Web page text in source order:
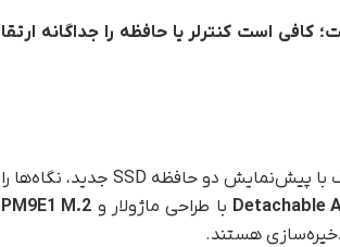
کافی است کنترلر یا حافظه را جداگانه ارتقا
به گزارش تک‌ناک، با نزدیک‌شدن به رویداد بزرگ CES 2026، سامسونگ با پیش‌نمایش دو حافظه SSD جدید، نگاه‌ها را
Detachable با طراحی ماژولار و PM9E1 M.2